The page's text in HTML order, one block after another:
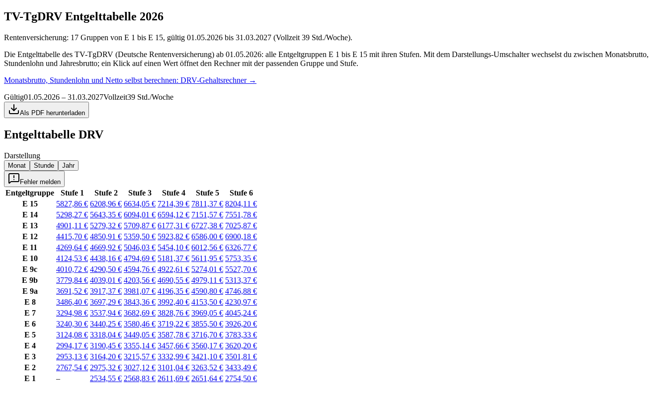
TV-TgDRV Entgelttabelle 2026
Rentenversicherung: 17 Gruppen von E 1 bis E 15, gültig 01.05.2026 bis 31.03.2027 (Vollzeit 39 Std./Woche).
Die Entgelttabelle des TV-TgDRV (Deutsche Rentenversicherung) ab 01.05.2026: alle Entgeltgruppen E 1 bis E 15 mit ihren Stufen. Mit dem Darstellungs-Umschalter wechselst du zwischen Monatsbrutto,
Stundenlohn und Jahresbrutto; ein Klick auf einen Wert öffnet den Rechner mit der passenden Gruppe und Stufe.
Monatsbrutto, Stundenlohn und Netto selbst berechnen: DRV-Gehaltsrechner→
Gültig01.05.2026 – 31.03.2027Vollzeit39 Std./Woche
Als PDF herunterladen
Entgelttabelle DRV
Darstellung
Monat Stunde Jahr
Fehler melden
Entgeltgruppe Stufe 1 Stufe 2 Stufe 3 Stufe 4 Stufe 5
Stufe 6
E 15
5827,86 € 6208,96 € 6634,05 € 7214,39 € 7811,37 € 8204,11 €
E 14
5298,27 € 5643,35 € 6094,01 € 6594,12 € 7151,57 € 7551,78 €
E 13
4901,11 € 5279,32 € 5709,87 € 6177,31 € 6727,38 € 7025,87 €
E 12
4415,70 € 4850,91 € 5359,50 € 5923,82 € 6586,00 € 6900,18 €
E 11
4269,64 € 4669,92 € 5046,03 € 5454,10 € 6012,56 € 6326,77 €
E 10
4124,53 € 4438,16 € 4794,69 € 5181,37 € 5611,95 € 5753,35 €
E 9c
4010,72 € 4290,50 € 4594,76 € 4922,61 € 5274,01 € 5527,70 €
E 9b
3779,84 € 4039,01 € 4203,56 € 4690,55 € 4979,11 € 5313,37 €
E 9a
3691,52 € 3917,37 € 3981,07 € 4196,35 € 4590,80 € 4746,88 €
E 8
3486,40 € 3697,29 € 3843,36 € 3992,40 € 4153,50 € 4230,97 €
E 7
3294,98 € 3537,94 € 3682,69 € 3828,76 € 3969,05 € 4045,24 €
E 6
3240,30 € 3440,25 € 3580,46 € 3719,22 € 3855,50 € 3926,20 €
E 5
3124,08 € 3318,04 € 3449,05 € 3587,78 € 3716,70 € 3783,33 €
E 4
2994,17 € 3190,45 € 3355,14 € 3457,66 € 3560,17 € 3620,20 €
E 3
2953,13 € 3164,20 € 3215,57 € 3332,99 € 3421,10 € 3501,81 €
E 2
2767,54 € 2975,32 € 3027,12 € 3101,04 € 3263,52 € 3433,49 €
E 1
– 2534,55 € 2568,83 € 2611,69 € 2651,64 € 2754,50 €